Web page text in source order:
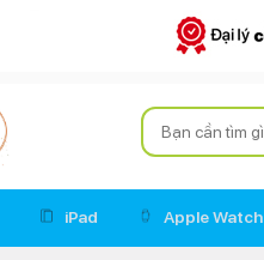
iPad Apple Watch